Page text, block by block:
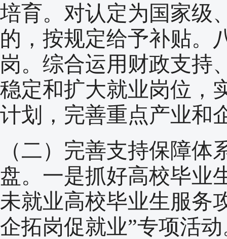
培育。对认定为国家级
的，按规定给予补贴。
岗。综合运用财政支持
稳定和扩大就业岗位，
计划，完善重点产业和
（二）完善支持保障
盘。一是抓好高校毕业
未就业高校毕业生服务
企拓岗促就业”专项活